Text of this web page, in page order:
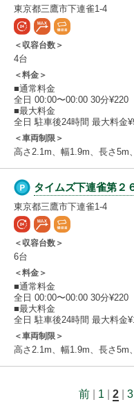
東京都三鷹市下連雀1-4
＜収容台数＞
4台
＜料金＞
■通常料金
全日 00:00〜00:00 30分¥220
■最大料金
全日 駐車後24時間 最大料金
＜車両制限＞
高さ2.1m、幅1.9m、長さ5m
タイムズ下連雀第２
東京都三鷹市下連雀1-4
＜収容台数＞
6台
＜料金＞
■通常料金
全日 00:00〜00:00 30分¥220
■最大料金
全日 駐車後24時間 最大料金
＜車両制限＞
高さ2.1m、幅1.9m、長さ5m
前 1 2 3